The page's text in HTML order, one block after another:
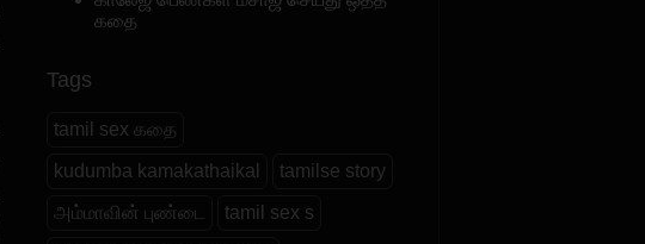
கதை
Tags
tamil sex கதை
kudumba kamakathaikal tamilse story
அம்மாவின் புண்டை tamil sex s